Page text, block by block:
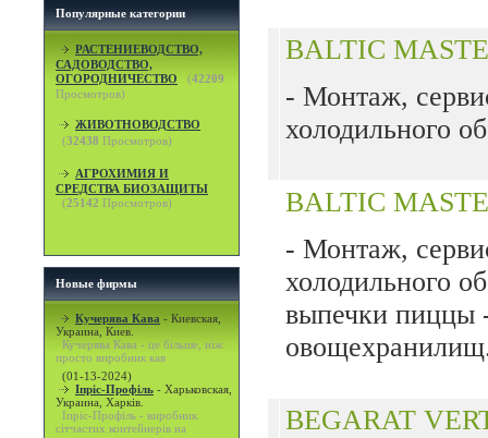
Популярные категории
РАСТЕНИЕВОДСТВО,
САДОВОДСТВО,
ОГОРОДНИЧЕСТВО
(42209
Просмотров)
ЖИВОТНОВОДСТВО
(32438 Просмотров)
АГРОХИМИЯ И
СРЕДСТВА БИОЗАЩИТЫ
(25142 Просмотров)
Новые фирмы
Кучерява Кава - Киевская,
Украина, Киев.
Кучерява Кава - це більше, ніж
просто виробник кав
(01-13-2024)
Іпріс-Профіль - Харьковская,
Украина, Харків.
Іпріс-Профіль - виробник
сітчастих контейнерів на
BALTIC
- Монтаж,
холодильного
BALTIC
- Монтаж,
холодильного
выпечки пиццы
BEGARAT